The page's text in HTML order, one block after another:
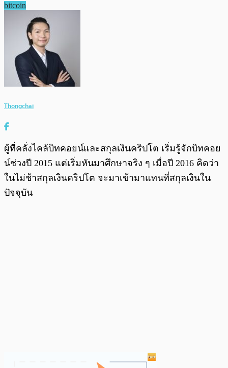
bitcoin
Thongchai
ผู้ที่คลั่งไคล้บิทคอยน์และสกุลเงินคริปโต เริ่มรู้จักบิทคอย
น์ช่วงปี 2015 แต่เริ่มหันมาศึกษาจริง ๆ เมื่อปี 2016 คิดว่า
ในไม่ช้าสกุลเงินคริปโต จะมาเข้ามาแทนที่สกุลเงินใน
ปัจจุบัน